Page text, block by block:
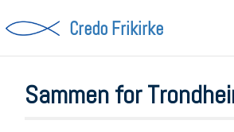
Credo Frikirke
Sammen for